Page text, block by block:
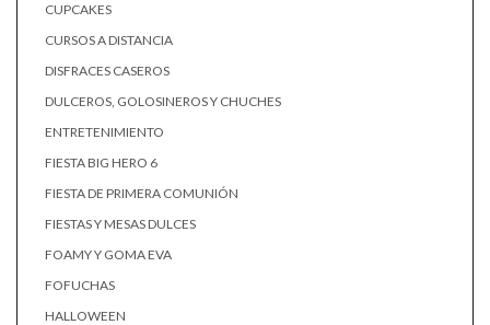
CUPCAKES
CURSOS A DISTANCIA
DISFRACES CASEROS
DULCEROS, GOLOSINEROS Y CHUCHES
ENTRETENIMIENTO
FIESTA BIG HERO 6
FIESTA DE PRIMERA COMUNIÓN
FIESTAS Y MESAS DULCES
FOAMY Y GOMA EVA
FOFUCHAS
HALLOWEEN